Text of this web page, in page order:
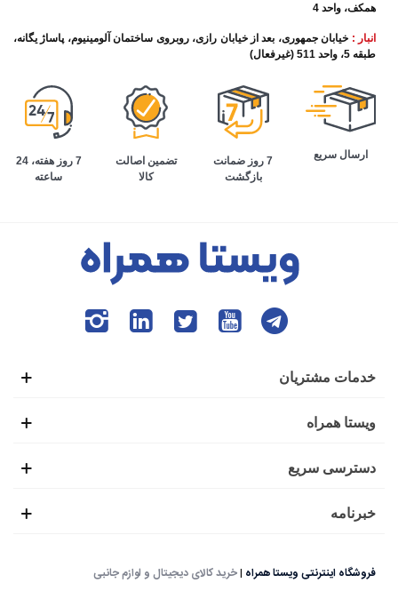
همکف، واحد 4
انبار : خیابان جمهوری، بعد از خیابان رازی، روبروی ساختمان آلومینیوم، پاساژ یگانه،
طبقه 5، واحد 511 (غیرفعال)
ارسال سریع
7 روز ضمانت
بازگشت
تضمین اصالت
کالا
7 روز هفته، 24
ساعته
خدمات مشتریان
ویستا همراه
دسترسی سریع
خبرنامه
فروشگاه اینترنتی ویستا همراه |خرید کالای دیجیتال و لوازم جانبی